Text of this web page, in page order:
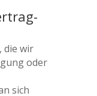
die wir
oder
sich